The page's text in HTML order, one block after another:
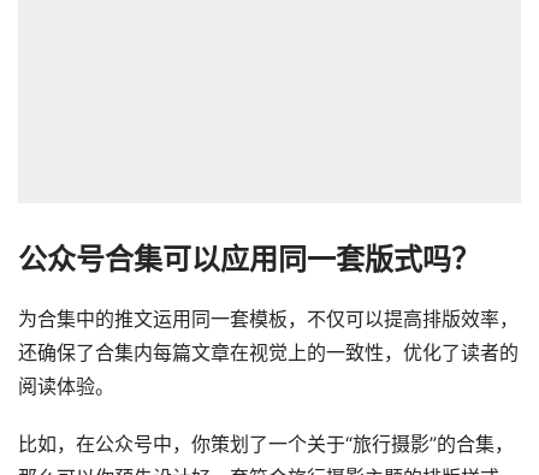
公众号合集可以应用同一套版式吗？
为合集中的推文运用同一套模板，不仅可以提高排版效率，
还确保了合集内每篇文章在视觉上的一致性，优化了读者的
阅读体验。
比如，在公众号中，你策划了一个关于“旅行摄影”的合集，